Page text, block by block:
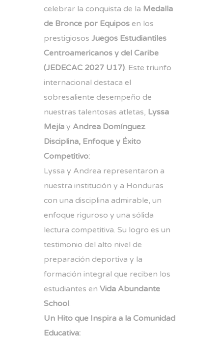
celebrar la conquista de la Medalla
de Bronce por Equipos en los
prestigiosos Juegos Estudiantiles
Centroamericanos y del Caribe
(JEDECAC 2027 U17). Este triunfo
internacional destaca el
sobresaliente desempeño de
nuestras talentosas atletas, Lyssa
Mejía y Andrea Domínguez.
Disciplina, Enfoque y Éxito
Competitivo:
Lyssa y Andrea representaron a
nuestra institución y a Honduras
con una disciplina admirable, un
enfoque riguroso y una sólida
lectura competitiva. Su logro es un
testimonio del alto nivel de
preparación deportiva y la
formación integral que reciben los
estudiantes en Vida Abundante
School.
Un Hito que Inspira a la Comunidad
Educativa: